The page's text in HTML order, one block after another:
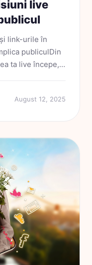
live
link-urile în
publiculDin
ta live începe,
schimbă...
August 12, 2025